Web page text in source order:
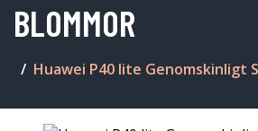
BLOMMOR
Huawei P40 lite Genomskinligt